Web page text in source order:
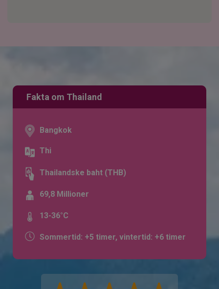
Fakta om Thailand
Bangkok
Thi
Thailandske baht (THB)
69,8 Millioner
13-36°C
Sommertid: +5 timer, vintertid: +6 timer